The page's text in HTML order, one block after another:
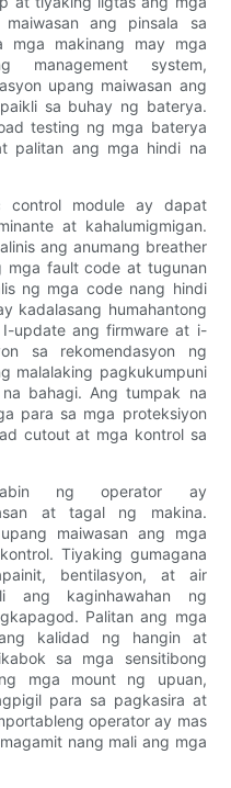
ang pinsala sa
mga makinang may mga
management system,
upang maiwasan ang
sa buhay ng baterya.
testing ng mga baterya
palitan ang mga hindi na
control module ay dapat
at kahalumigmigan.
ang anumang breather
mga fault code at tugunan
ng mga code nang hindi
kadalasang humahantong
update ang firmware at i-
sa rekomendasyon ng
malalaking pagkukumpuni
bahagi. Ang tumpak na
para sa mga proteksiyon
cutout at mga kontrol sa
ng operator ay
at tagal ng makina.
maiwasan ang mga
Tiyaking gumagana
bentilasyon, at air
ang kaginhawahan ng
Palitan ang mga
kalidad ng hangin at
sa mga sensitibong
mga mount ng upuan,
para sa pagkasira at
operator ay mas
nang mali ang mga